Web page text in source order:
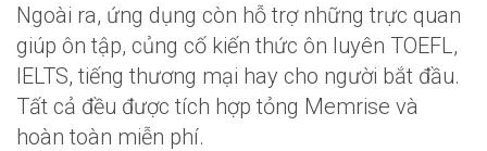
Ngoài ra, ứng dụng còn hỗ trợ những trực quan
giúp ôn tập, củng cố kiến thức ôn luyên TOEFL,
IELTS, tiếng thương mại hay cho người bắt đầu.
Tất cả đều được tích hợp tỏng Memrise và
hoàn toàn miễn phí.